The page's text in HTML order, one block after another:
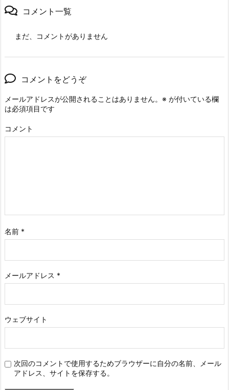
コメント一覧
まだ、コメントがありません
コメントをどうぞ
メールアドレスが公開されることはありません。 ※ が付いている欄
は必須項目です
コメント
名前 *
メールアドレス *
ウェブサイト
次回のコメントで使用するためブラウザーに自分の名前、メール
アドレス、サイトを保存する。